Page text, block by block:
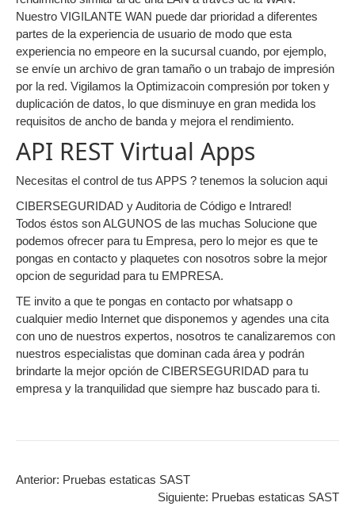
Nuestro VIGILANTE WAN puede dar prioridad a diferentes
partes de la experiencia de usuario de modo que esta
experiencia no empeore en la sucursal cuando, por ejemplo,
se envíe un archivo de gran tamaño o un trabajo de impresión
por la red. Vigilamos la Optimizacoin compresión por token y
duplicación de datos, lo que disminuye en gran medida los
requisitos de ancho de banda y mejora el rendimiento.
API REST Virtual Apps
Necesitas el control de tus APPS ? tenemos la solucion aqui
CIBERSEGURIDAD y Auditoria de Código e Intrared!
Todos éstos son ALGUNOS de las muchas Solucione que
podemos ofrecer para tu Empresa, pero lo mejor es que te
pongas en contacto y plaquetes con nosotros sobre la mejor
opcion de seguridad para tu EMPRESA.
TE invito a que te pongas en contacto por whatsapp o
cualquier medio Internet que disponemos y agendes una cita
con uno de nuestros expertos, nosotros te canalizaremos con
nuestros especialistas que dominan cada área y podrán
brindarte la mejor opción de CIBERSEGURIDAD para tu
empresa y la tranquilidad que siempre haz buscado para ti.
Anterior: Pruebas estaticas SAST
Siguiente: Pruebas estaticas SAST